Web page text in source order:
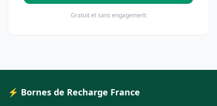
Gratuit et sans engagement
⚡ Bornes de Recharge France